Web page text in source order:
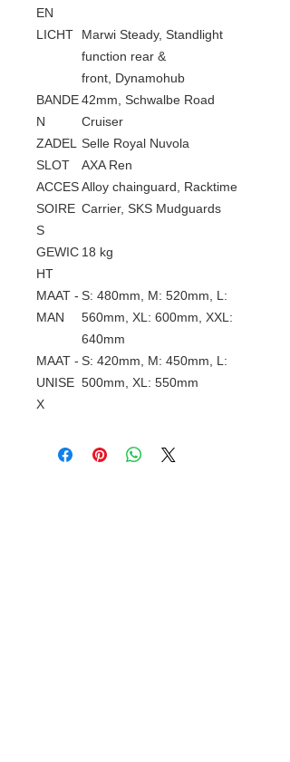
EN
LICHT
Marwi Steady, Standlight
function rear &
front, Dynamohub
BANDE
N
42mm, Schwalbe Road
Cruiser
ZADEL
Selle Royal Nuvola
SLOT
AXA Ren
ACCES
SOIRE
S
Alloy chainguard, Racktime
Carrier, SKS Mudguards
GEWIC
HT
18 kg
MAAT -
MAN
S: 480mm, M: 520mm, L:
560mm, XL: 600mm, XXL:
640mm
MAAT -
UNISE
X
S: 420mm, M: 450mm, L:
500mm, XL: 550mm